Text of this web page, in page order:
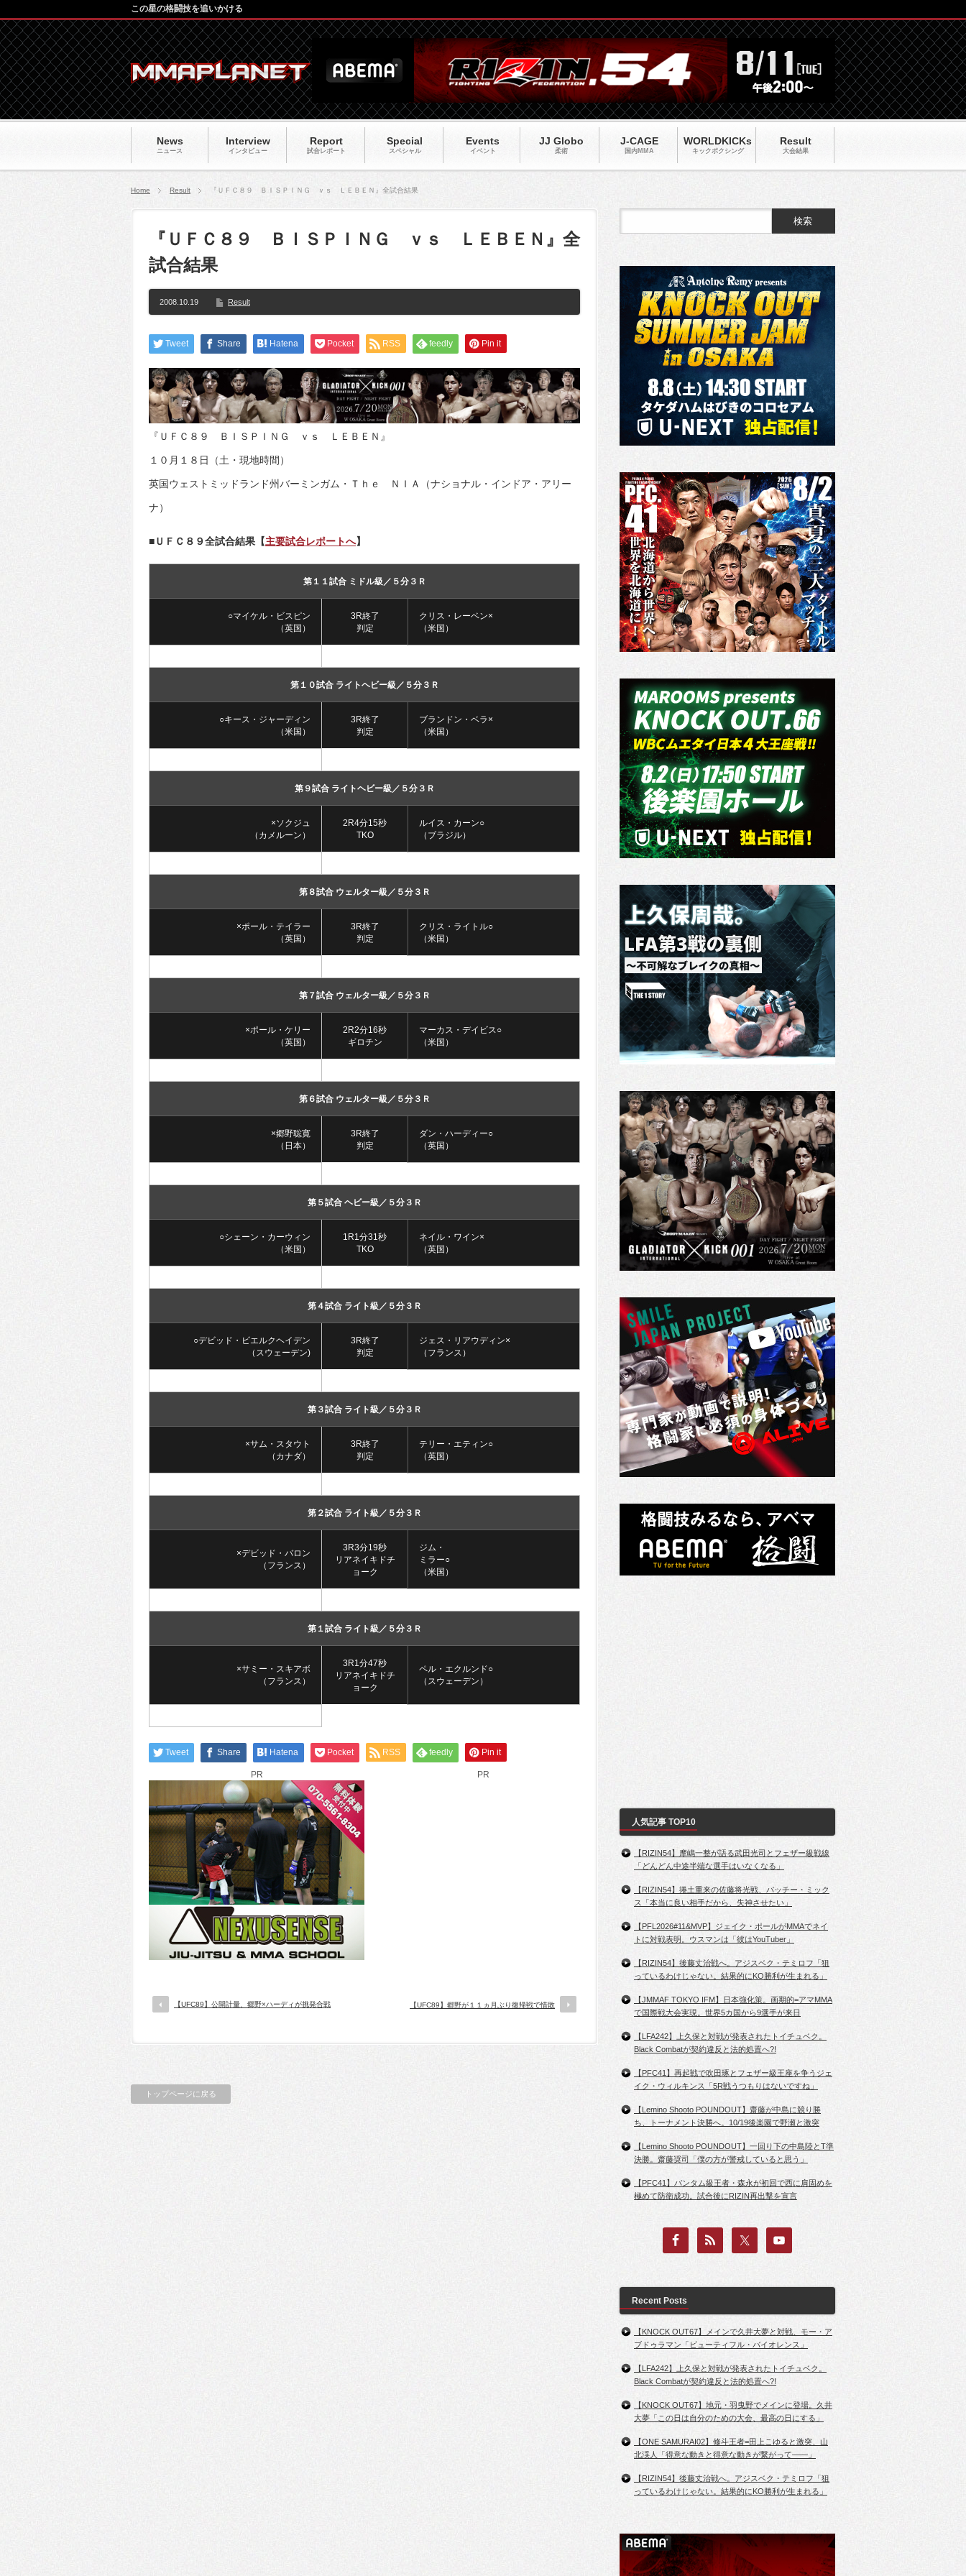
News
ニュース
Interview
インタビュー
Report
試合レポート
Special
スペシャル
Events
イベント
JJ Globo
柔術
J-CAGE
国内MMA
WORLDKICKs
キックポクシング
Result
大会結果
この星の格闘技を追いかける
Home Result 『ＵＦＣ８９ ＢＩＳＰＩＮＧ ｖｓ ＬＥＢＥＮ』全試合結果
『ＵＦＣ８９ ＢＩＳＰＩＮＧ ｖｓ ＬＥＢＥＮ』全
試合結果
2008.10.19 Result
Tweet Share Hatena Pocket RSS feedly Pin it
『ＵＦＣ８９ ＢＩＳＰＩＮＧ ｖｓ ＬＥＢＥＮ』
１０月１８日（土・現地時間）
英国ウェストミッドランド州バーミンガム・Ｔｈｅ ＮＩＡ（ナショナル・インドア・アリー
ナ）
■ＵＦＣ８９全試合結果【主要試合レポートへ】
第１１試合 ミドル級／５分３Ｒ
○マイケル・ビスピン
（英国）
3R終了
判定
クリス・レーベン×
（米国）
第１０試合 ライトヘビー級／５分３Ｒ
○キース・ジャーディン
（米国）
3R終了
判定
ブランドン・ベラ×
（米国）
第９試合 ライトヘビー級／５分３Ｒ
×ソクジュ
（カメルーン）
2R4分15秒
TKO
ルイス・カーン○
（ブラジル）
第８試合 ウェルター級／５分３Ｒ
×ポール・テイラー
（英国）
3R終了
判定
クリス・ライトル○
（米国）
第７試合 ウェルター級／５分３Ｒ
×ポール・ケリー
（英国）
2R2分16秒
ギロチン
マーカス・デイビス○
（米国）
第６試合 ウェルター級／５分３Ｒ
×郷野聡寛
（日本）
3R終了
判定
ダン・ハーディー○
（英国）
第５試合 ヘビー級／５分３Ｒ
○シェーン・カーウィン
（米国）
1R1分31秒
TKO
ネイル・ワイン×
（英国）
第４試合 ライト級／５分３Ｒ
○デビッド・ビエルクヘイデン
（スウェーデン)
3R終了
判定
ジェス・リアウディン×
（フランス）
第３試合 ライト級／５分３Ｒ
×サム・スタウト
（カナダ）
3R終了
判定
テリー・エティン○
（英国）
第２試合 ライト級／５分３Ｒ
×デビッド・バロン
（フランス）
3R3分19秒
リアネイキドチ
ョーク
ジム・
ミラー○
（米国）
第１試合 ライト級／５分３Ｒ
×サミー・スキアボ
（フランス）
3R1分47秒
リアネイキドチ
ョーク
ペル・エクルンド○
（スウェーデン）
Tweet Share Hatena Pocket RSS feedly Pin it
PR PR
【UFC89】公開計量、郷野×ハーディが挑発合戦 【UFC89】郷野が１１ヵ月ぶり復帰戦で惜敗
トップページに戻る
人気記事 TOP10
【RIZIN54】摩嶋一整が語る武田光司とフェザー級戦線
「どんどん中途半端な選手はいなくなる」
【RIZIN54】捲土重来の佐藤将光戦、パッチー・ミック
ス「本当に良い相手だから、失神させたい」
【PFL2026#11&MVP】ジェイク・ポールがMMAでネイ
トに対戦表明。ウスマンは「彼はYouTuber」
【RIZIN54】後藤丈治戦へ。アジスベク・テミロフ「狙
っているわけじゃない。結果的にKO勝利が生まれる」
【JMMAF TOKYO IFM】日本強化策。画期的=アマMMA
で国際戦大会実現。世界5カ国から9選手が来日
【LFA242】上久保と対戦が発表されたトイチュベク。
Black Combatが契約違反と法的処置へ?!
【PFC41】再起戦で吹田琢とフェザー級王座を争うジェ
イク・ウィルキンス「5R戦うつもりはないですね」
【Lemino Shooto POUNDOUT】齋藤が中島に競り勝
ち、トーナメント決勝へ。10/19後楽園で野瀬と激突
【Lemino Shooto POUNDOUT】一回り下の中島陸とT準
決勝。齋藤奨司「僕の方が警戒していると思う」
【PFC41】バンタム級王者・森永が初回で西に肩固めを
極めて防衛成功。試合後にRIZIN再出撃を宣言
Recent Posts
【KNOCK OUT67】メインで久井大夢と対戦、モー・ア
ブドゥラマン「ビューティフル・バイオレンス」
【LFA242】上久保と対戦が発表されたトイチュベク。
Black Combatが契約違反と法的処置へ?!
【KNOCK OUT67】地元・羽曳野でメインに登場。久井
大夢「この日は自分のための大会、最高の日にする」
【ONE SAMURAI02】修斗王者=田上こゆると激突、山
北渓人「得意な動きと得意な動きが繋がって――」
【RIZIN54】後藤丈治戦へ。アジスベク・テミロフ「狙
っているわけじゃない。結果的にKO勝利が生まれる」